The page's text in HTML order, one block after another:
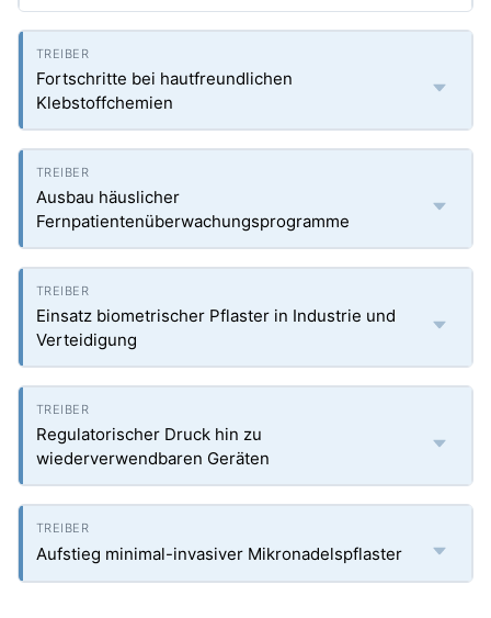
Fortschritte bei hautfreundlichen
Klebstoffchemien
Ausbau häuslicher
Fernpatientenüberwachungsprogramme
Einsatz biometrischer Pflaster in Industrie und
Verteidigung
Regulatorischer Druck hin zu
wiederverwendbaren Geräten
Aufstieg minimal-invasiver Mikronadelspflaster